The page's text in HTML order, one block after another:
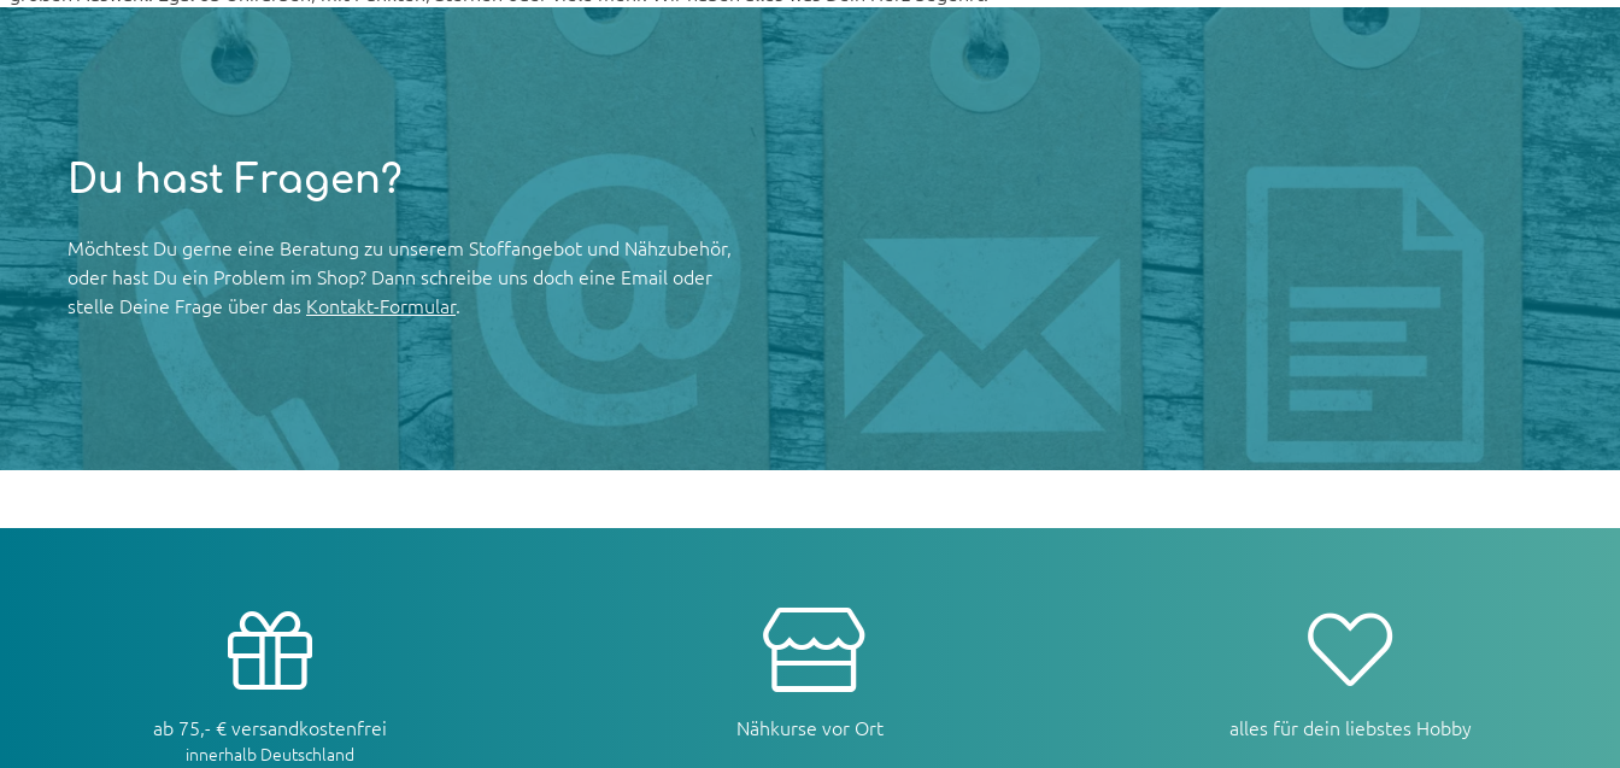
Du hast Fragen?
Möchtest Du gerne eine Beratung zu unserem Stoffangebot und Nähzubehör,
oder hast Du ein Problem im Shop? Dann schreibe uns doch eine Email oder
stelle Deine Frage über das Kontakt-Formular.
ab 75,- € versandkostenfrei
innerhalb Deutschland
Nähkurse vor Ort alles für dein liebstes Hobby